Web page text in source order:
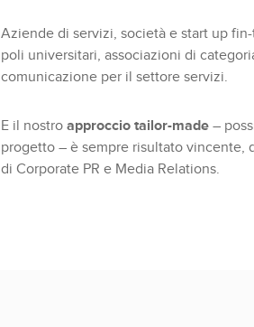
Aziende di servizi, società e start up
poli universitari, associazioni di
comunicazione per il settore servizi.
E il nostro approccio tailor-made –
progetto – è sempre risultato vincente,
di Corporate PR e Media Relations.